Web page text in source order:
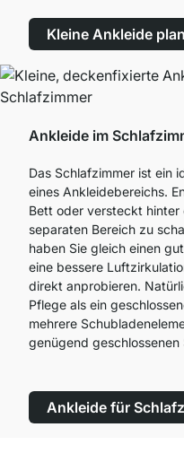
Kleine Ankleide
Ankleide im
Das Schlafzimmer ist ein
eines Ankleidebereichs.
Bett oder versteckt hinter
separaten Bereich zu
haben Sie gleich einen
eine bessere
direkt anprobieren.
Pflege als ein
mehrere
genügend geschlossenen
Ankleide für